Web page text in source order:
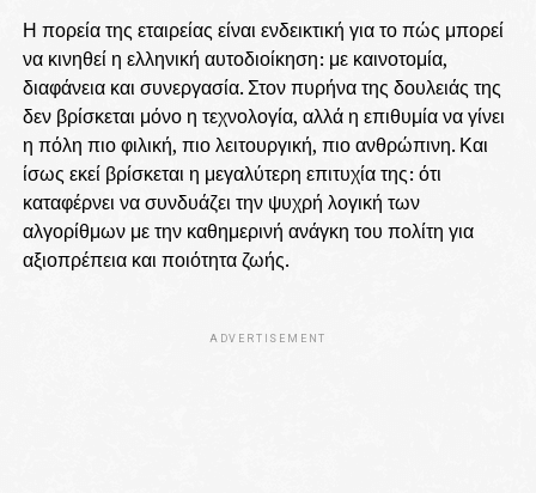
Η πορεία της εταιρείας είναι ενδεικτική για το πώς μπορεί
να κινηθεί η ελληνική αυτοδιοίκηση: με καινοτομία,
διαφάνεια και συνεργασία. Στον πυρήνα της δουλειάς της
δεν βρίσκεται μόνο η τεχνολογία, αλλά η επιθυμία να γίνει
η πόλη πιο φιλική, πιο λειτουργική, πιο ανθρώπινη. Και
ίσως εκεί βρίσκεται η μεγαλύτερη επιτυχία της: ότι
καταφέρνει να συνδυάζει την ψυχρή λογική των
αλγορίθμων με την καθημερινή ανάγκη του πολίτη για
αξιοπρέπεια και ποιότητα ζωής.
ADVERTISEMENT